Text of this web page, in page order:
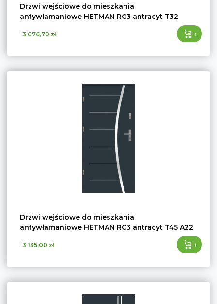
Drzwi wejściowe do mieszkania
antywłamaniowe HETMAN RC3 antracyt T32
3 076,70 zł +
Drzwi wejściowe do mieszkania
antywłamaniowe HETMAN RC3 antracyt T45 A22
3 135,00 zł +